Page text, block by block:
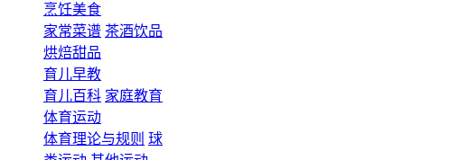
烹饪美食
家常菜谱 茶酒饮品
烘焙甜品
育儿早教
育儿百科 家庭教育
体育运动
体育理论与规则 球